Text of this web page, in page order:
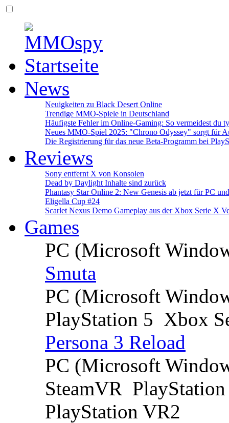
News
Neuigkeiten zu Black Desert Online
Trendige MMO-Spiele in Deutschland
Häufigste Fehler im Online-Gaming: So vermeidest du
Neues MMO-Spiel 2025: "Chrono Odyssey" sorgt für
Die Registrierung für das neue Beta-Programm bei
Reviews
Sony entfernt X von Konsolen
Dead by Daylight Inhalte sind zurück
Phantasy Star Online 2: New Genesis ab jetzt für PC
Eligella Cup #24
Scarlet Nexus Demo Gameplay aus der Xbox Serie X
Games
PC (Microsoft
Smuta
PC (Microsoft
PlayStation 5 Xbox
Persona 3 Reload
PC (Microsoft
SteamVR
PlayStation VR2